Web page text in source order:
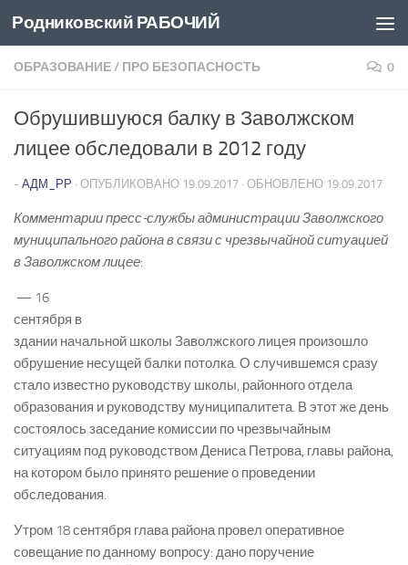
Перейти к содержимому
Родниковский РАБОЧИЙ
ОБРАЗОВАНИЕ/ ПРО БЕЗОПАСНОСТЬ 0
Обрушившуюся балку в Заволжском
лицее обследовали в 2012 году
- АДМ_РР · ОПУБЛИКОВАНО 19.09.2017 · ОБНОВЛЕНО 19.09.2017
Комментарии пресс-службы администрации Заволжского
муниципального района в связи с чрезвычайной ситуацией
в Заволжском лицее:
— 16
сентября в
здании начальной школы Заволжского лицея произошло
обрушение несущей балки потолка. О случившемся сразу
стало известно руководству школы, районного отдела
образования и руководству муниципалитета. В этот же день
состоялось заседание комиссии по чрезвычайным
ситуациям под руководством Дениса Петрова, главы района,
на котором было принято решение о проведении
обследования.
Утром 18 сентября глава района провел оперативное
совещание по данному вопросу: дано поручение